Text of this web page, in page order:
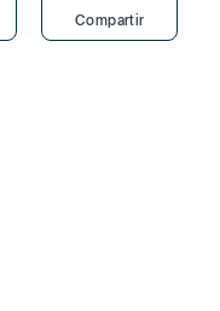
Compartir